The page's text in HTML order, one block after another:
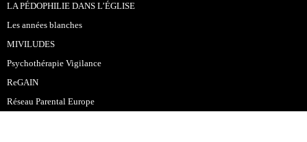
LA PÉDOPHILIE DANS L’ÉGLISE
Les années blanches
MIVILUDES
Psychothérapie Vigilance
ReGAIN
Réseau Parental Europe